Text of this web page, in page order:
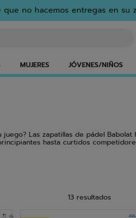
que no hacemos entregas en su
MUJERES JÓVENES/NIÑOS
Las zapatillas de pádel
hasta curtidos
13 resultados
ZAPATILLAS